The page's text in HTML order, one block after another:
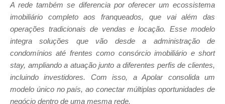
A rede também se diferencia por oferecer um ecossistema
imobiliário completo aos franqueados, que vai além das
operações tradicionais de vendas e locação. Esse modelo
integra soluções que vão desde a administração de
condomínios até frentes como consórcio imobiliário e short
stay, ampliando a atuação junto a diferentes perfis de clientes,
incluindo investidores. Com isso, a Apolar consolida um
modelo único no país, ao conectar múltiplas oportunidades de
negócio dentro de uma mesma rede.